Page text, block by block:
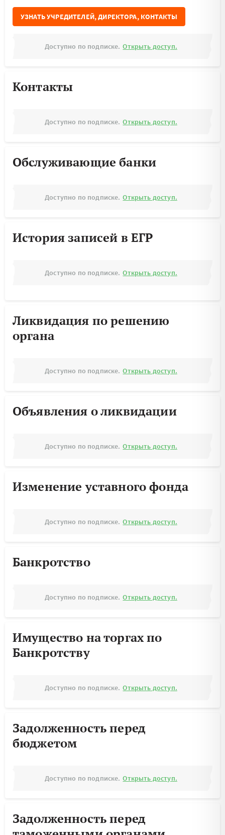
УЗНАТЬ УЧРЕДИТЕЛЕЙ, ДИРЕКТОРА, КОНТАКТЫ
Доступно по подписке. Открыть доступ.
Контакты
Доступно по подписке. Открыть доступ.
Обслуживающие банки
Доступно по подписке. Открыть доступ.
История записей в ЕГР
Доступно по подписке. Открыть доступ.
Ликвидация по решению
органа
Доступно по подписке. Открыть доступ.
Объявления о ликвидации
Доступно по подписке. Открыть доступ.
Изменение уставного фонда
Доступно по подписке. Открыть доступ.
Банкротство
Доступно по подписке. Открыть доступ.
Имущество на торгах по
Банкротству
Доступно по подписке. Открыть доступ.
Задолженность перед
бюджетом
Доступно по подписке. Открыть доступ.
Задолженность перед